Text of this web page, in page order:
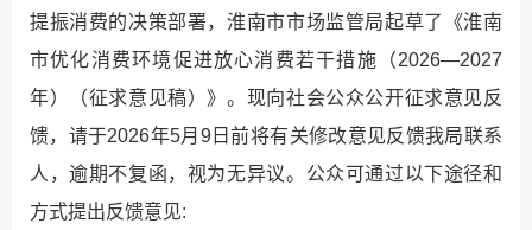
提振消费的决策部署，淮南市市场监管局起草了《淮南
市优化消费环境促进放心消费若干措施（2026—2027
年）（征求意见稿）》。现向社会公众公开征求意见反
馈，请于2026年5月9日前将有关修改意见反馈我局联系
人，逾期不复函，视为无异议。公众可通过以下途径和
方式提出反馈意见: